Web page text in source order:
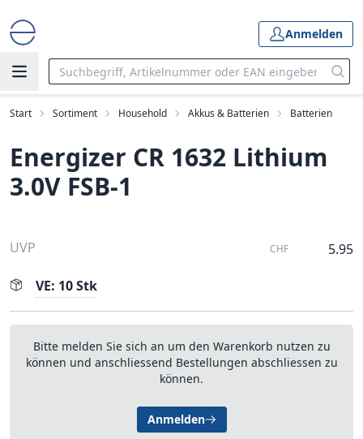
Anmelden
Start Sortiment Household Akkus & Batterien Batterien
Energizer CR 1632 Lithium
3.0V FSB-1
UVP CHF 5.95
VE: 10 Stk
Bitte melden Sie sich an um den Warenkorb nutzen zu
können und anschliessend Bestellungen abschliessen zu
können.
Anmelden